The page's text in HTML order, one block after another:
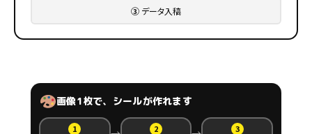
③ データ入稿
画像1枚で、シールが作れます
1
2
3